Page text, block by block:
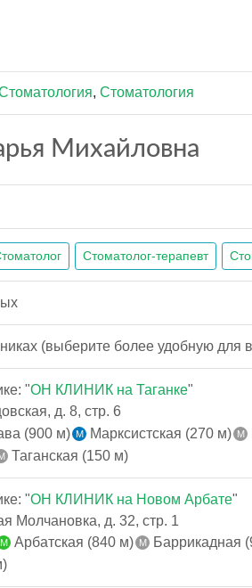
, Стоматология
Михайловна
Стоматолог-терапевт
(выберите более удобную для
"ОН КЛИНИК на Таганке"
д. 8, стр. 6
(900 м)
Марксистская (270 м)
Таганская (150 м)
"ОН КЛИНИК на Новом Арбате"
Молчановка, д. 32, стр. 1
Арбатская (840 м) Баррикадная